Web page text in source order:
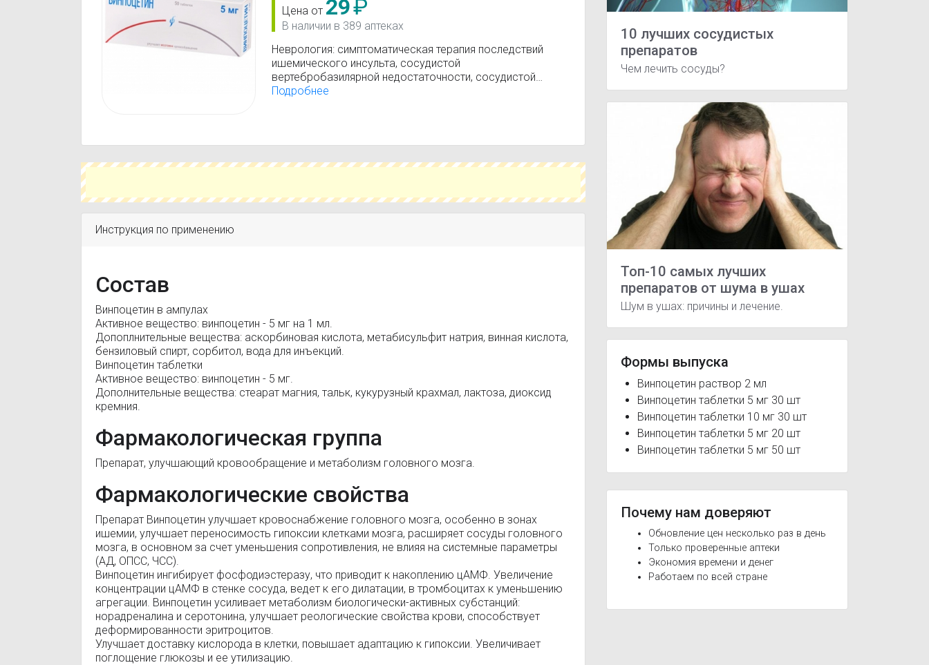
Цена от 29₽
В наличии в 389 аптеках
Неврология: симптоматическая терапия последствий
ишемического инсульта, сосудистой
вертебробазилярной недостаточности, сосудистой
деменции, атеросклероза сосудов головного мозга,
снижение слуха перцептивного типа, болезнь Меньера,
ощущение шума в ушах.
Подробнее
Инструкция по применению
Состав
Винпоцетин в ампулах
Активное вещество: винпоцетин - 5 мг на 1 мл.
Допоплнительные вещества: аскорбиновая кислота, метабисульфит натрия, винная кислота,
бензиловый спирт, сорбитол, вода для инъекций.
Винпоцетин таблетки
Активное вещество: винпоцетин - 5 мг.
Дополнительные вещества: стеарат магния, тальк, кукурузный крахмал, лактоза, диоксид
кремния.
Фармакологическая группа
Препарат, улучшающий кровообращение и метаболизм головного мозга.
Фармакологические свойства
Препарат Винпоцетин улучшает кровоснабжение головного мозга, особенно в зонах
ишемии, улучшает переносимость гипоксии клетками мозга, расширяет сосуды головного
мозга, в основном за счет уменьшения сопротивления, не влияя на системные параметры
(АД, ОПСС, ЧСС).
Винпоцетин ингибирует фосфодиэстеразу, что приводит к накоплению цАМФ. Увеличение
концентрации цАМФ в стенке сосуда, ведет к его дилатации, в тромбоцитах к уменьшению
агрегации. Винпоцетин усиливает метаболизм биологически-активных субстанций:
норадреналина и серотонина, улучшает реологические свойства крови, способствует
деформированности эритроцитов.
Улучшает доставку кислорода в клетки, повышает адаптацию к гипоксии. Увеличивает
поглощение глюкозы и ее утилизацию.
10 лучших сосудистых
препаратов
Чем лечить сосуды?
Топ-10 самых лучших
препаратов от шума в ушах
Шум в ушах: причины и лечение.
Формы выпуска
Винпоцетин раствор 2 мл
Винпоцетин таблетки 5 мг 30 шт
Винпоцетин таблетки 10 мг 30 шт
Винпоцетин таблетки 5 мг 20 шт
Винпоцетин таблетки 5 мг 50 шт
Почему нам доверяют
Обновление цен несколько раз в день
Только проверенные аптеки
Экономия времени и денег
Работаем по всей стране